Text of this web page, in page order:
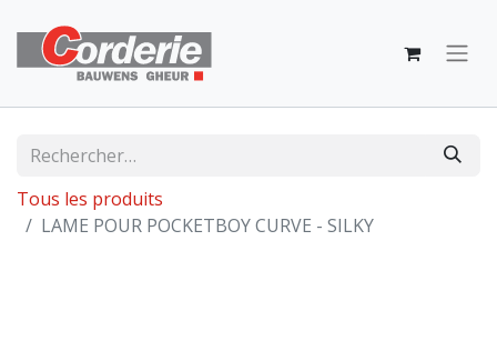
Tous les produits
LAME POUR POCKETBOY CURVE - SILKY